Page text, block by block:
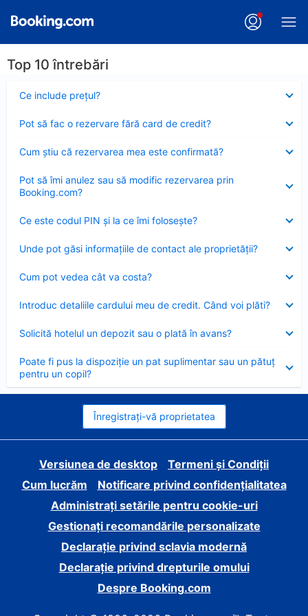
Top 10 întrebări
Ce include preţul?
închis
Pot să fac o rezervare fără card de credit?
închis
Cum ştiu că rezervarea mea este confirmată?
închis
Pot să îmi anulez sau să modific rezervarea prin
Booking.com?
închis
Ce este codul PIN şi la ce îmi foloseşte?
închis
Unde pot găsi informațiile de contact ale proprietății?
închis
Cum pot vedea cât va costa?
închis
Introduc detaliile cardului meu de credit. Când voi plăti?
închis
Solicită hotelul un depozit sau o plată în avans?
închis
Poate fi pus la dispoziție un pat suplimentar sau un pătuț
pentru un copil?
închis
Înregistrați-vă proprietatea
Versiunea de desktop
Termeni și Condiții
Cum lucrăm
Notificare privind confidențialitatea
Administrați setările pentru cookie-uri
Gestionați recomandările personalizate
Declarație privind sclavia modernă
Declarație privind drepturile omului
Despre Booking.com